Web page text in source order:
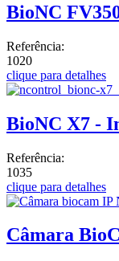
BioNC
Referência:
1020
clique para detalhes
BioNC X7 -
Referência:
1035
clique para detalhes
Câmara